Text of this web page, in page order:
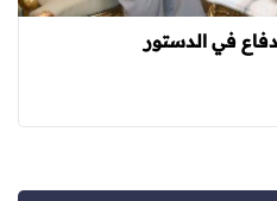
في الدستور